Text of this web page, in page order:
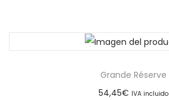
Grande Réserve
54,45€ IVA incluido